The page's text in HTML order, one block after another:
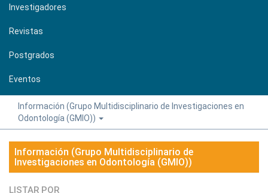
Investigadores
Revistas
Postgrados
Eventos
Información (Grupo Multidisciplinario de Investigaciones en
Odontología (GMIO))
Información (Grupo Multidisciplinario de
Investigaciones en Odontología (GMIO))
LISTAR POR